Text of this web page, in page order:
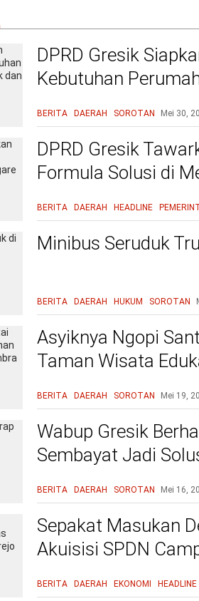
DPRD Gresik
Kebutuhan
BERITA DAERAH SOROTAN Mei 30,
DPRD Gresik
Formula Solusi di
BERITA DAERAH HEADLINE
Minibus Seruduk
BERITA DAERAH HUKUM SOROTAN
Asyiknya Ngopi
Taman Wisata
BERITA DAERAH SOROTAN Mei 19,
Wabup Gresik
Sembayat Jadi
BERITA DAERAH SOROTAN Mei 16,
Sepakat Masukan
Akuisisi SPDN
BERITA DAERAH EKONOMI HEADLINE